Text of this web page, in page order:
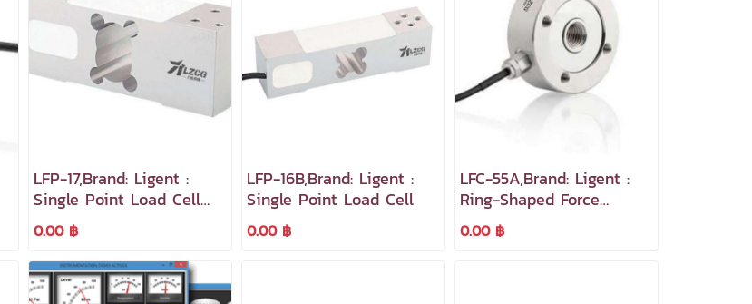
LFP-17,Brand: Ligent :
Single Point Load Cell
Model
0.00 ฿
LFP-16B,Brand: Ligent :
Single Point Load Cell
0.00 ฿
LFC-55A,Brand: Ligent :
Ring-Shaped Force
Sensor
0.00 ฿